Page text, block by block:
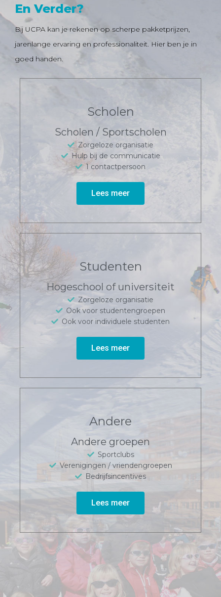
En Verder?
Bij UCPA kan je rekenen op scherpe pakketprijzen,
jarenlange ervaring en professionaliteit. Hier ben je in
goed handen.
Scholen
Scholen / Sportscholen
Zorgeloze organisatie
Hulp bij de communicatie
1 contactpersoon
Lees meer
Studenten
Hogeschool of universiteit
Zorgeloze organisatie
Ook voor studentengroepen
Ook voor individuele studenten
Lees meer
Andere
Andere groepen
Sportclubs
Verenigingen / vriendengroepen
Bedrijfsincentives
Lees meer